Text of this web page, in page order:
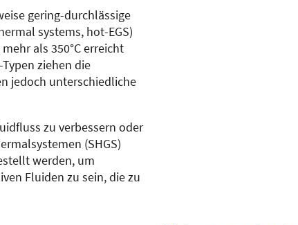
gering-durchlässige
systems, hot-EGS)
als 350°C erreicht
ziehen die
jedoch unterschiedliche
zu verbessern oder
(SHGS)
werden, um
Fluiden zu sein, die zu